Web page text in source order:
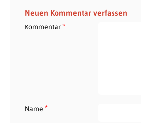
Neuen Kommentar verfassen
Kommentar*
Name *